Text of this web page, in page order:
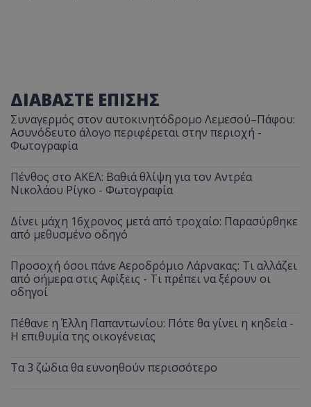
ΔΙΑΒΑΣΤΕ ΕΠΙΣΗΣ
Συναγερμός στον αυτοκινητόδρομο Λεμεσού–Πάφου:
Ασυνόδευτο άλογο περιφέρεται στην περιοχή -
Φωτογραφία
Πένθος στο ΑΚΕΛ: Βαθιά θλίψη για τον Αντρέα
Νικολάου Ρίγκο - Φωτογραφία
Δίνει μάχη 16χρονος μετά από τροχαίο: Παρασύρθηκε
από μεθυσμένο οδηγό
Προσοχή όσοι πάνε Αεροδρόμιο Λάρνακας: Τι αλλάζει
από σήμερα στις Αφίξεις - Τι πρέπει να ξέρουν οι
οδηγοί
Πέθανε η Έλλη Παπαντωνίου: Πότε θα γίνει η κηδεία -
Η επιθυμία της οικογένειας
Τα 3 ζώδια θα ευνοηθούν περισσότερο